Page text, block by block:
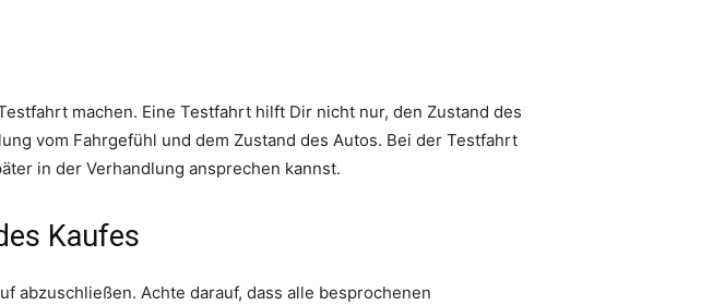
machen. Eine Testfahrt hilft Dir nicht nur, den Zustand des
vom Fahrgefühl und dem Zustand des Autos. Bei der Testfahrt
in der Verhandlung ansprechen kannst.
Kaufes
abzuschließen. Achte darauf, dass alle besprochenen